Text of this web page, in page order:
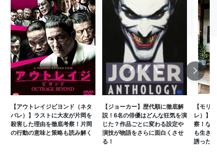
【アウトレイジビヨンド（ネタ
バレ）】ラストに大友が片岡を
殺害した理由を徹底考察！片岡
の行動の意味と策略も読み解く
【ジョーカー】歴代順に徹底解
説！6名の俳優はどんな狂気を演
じた？作品ごとに変わる設定や
演技が物語をさらに面白くさせ
る！
【モリ
レ）】
察！な
も生き
誘った
Next